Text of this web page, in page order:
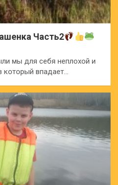
Часть2
мы для себя неплохой и
который впадает…